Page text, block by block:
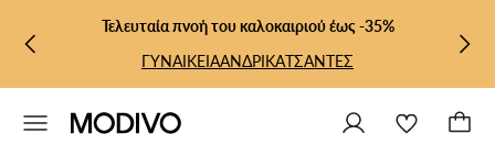
ΜΕΤΆΒΑΣΗ ΣΤΟ ΚΎΡΙΟ ΠΕΡΙΕΧΌΜΕΝΟ
ΜΕΤΆΒΑΣΗ ΣΤΗΝ ΑΝΑΖΉΤΗΣΗ
Τελευταία πνοή του καλοκαιριού έως -35%
ΓΥΝΑΙΚΕΙΑΑΝΔΡΙΚΑΤΣΑΝΤΕΣ